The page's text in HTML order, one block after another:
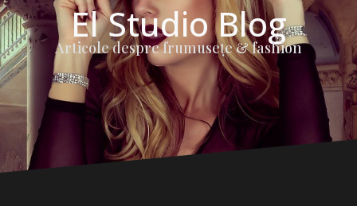
El Studio Blog
Articole despre frumuseţe & fashion